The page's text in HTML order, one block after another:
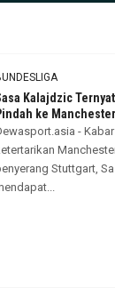
Kalajdzic
ke
- Kabar
Stuttgart,